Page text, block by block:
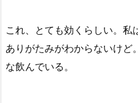
これ、とても効くらしい。私
ありがたみがわからないけど
な飲んでいる。